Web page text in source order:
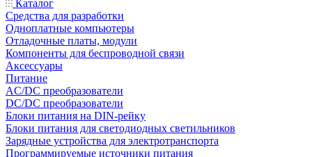
Каталог
Средства для разработки
Одноплатные компьютеры
Отладочные платы, модули
Компоненты для беспроводной связи
Аксессуары
Питание
AC/DC преобразователи
DC/DC преобразователи
Блоки питания на DIN-рейку
Блоки питания для светодиодных светильников
Зарядные устройства для электротранспорта
Программируемые источники питания